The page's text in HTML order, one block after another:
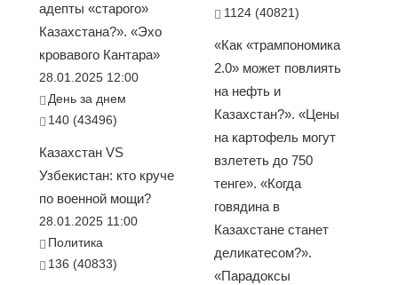
адепты «старого»
Казахстана?». «Эхо
кровавого Кантара»
28.01.2025 12:00
День за днем
140 (43496)
Казахстан VS
Узбекистан: кто круче
по военной мощи?
28.01.2025 11:00
Политика
136 (40833)
1124 (40821)
«Как «трампономика
2.0» может повлиять
на нефть и
Казахстан?». «Цены
на картофель могут
взлететь до 750
тенге». «Когда
говядина в
Казахстане станет
деликатесом?».
«Парадоксы